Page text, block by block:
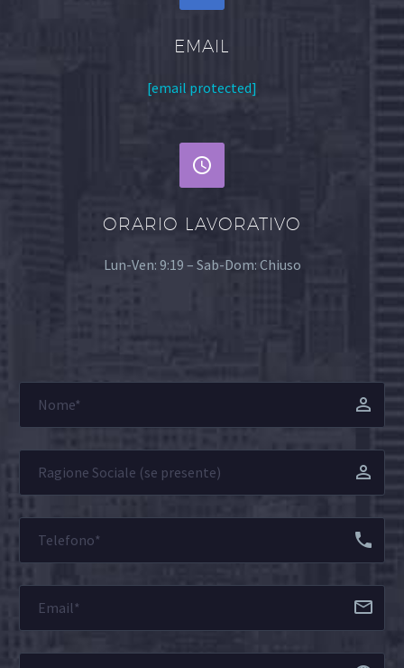
EMAIL
[email protected]


ORARIO LAVORATIVO
Lun-Ven: 9:19 – Sab-Dom: Chiuso